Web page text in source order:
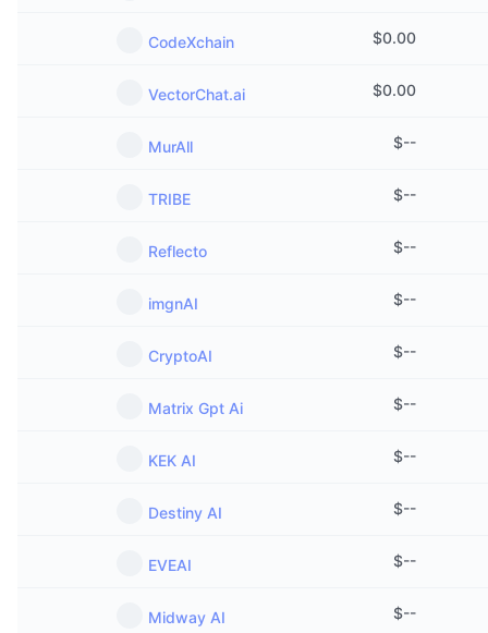
CodeXchain $0.00
VectorChat.ai $0.00
MurAll $--
TRIBE $--
Reflecto $--
imgnAI $--
CryptoAI $--
Matrix Gpt Ai $--
KEK AI $--
Destiny AI $--
EVEAI $--
Midway AI $--